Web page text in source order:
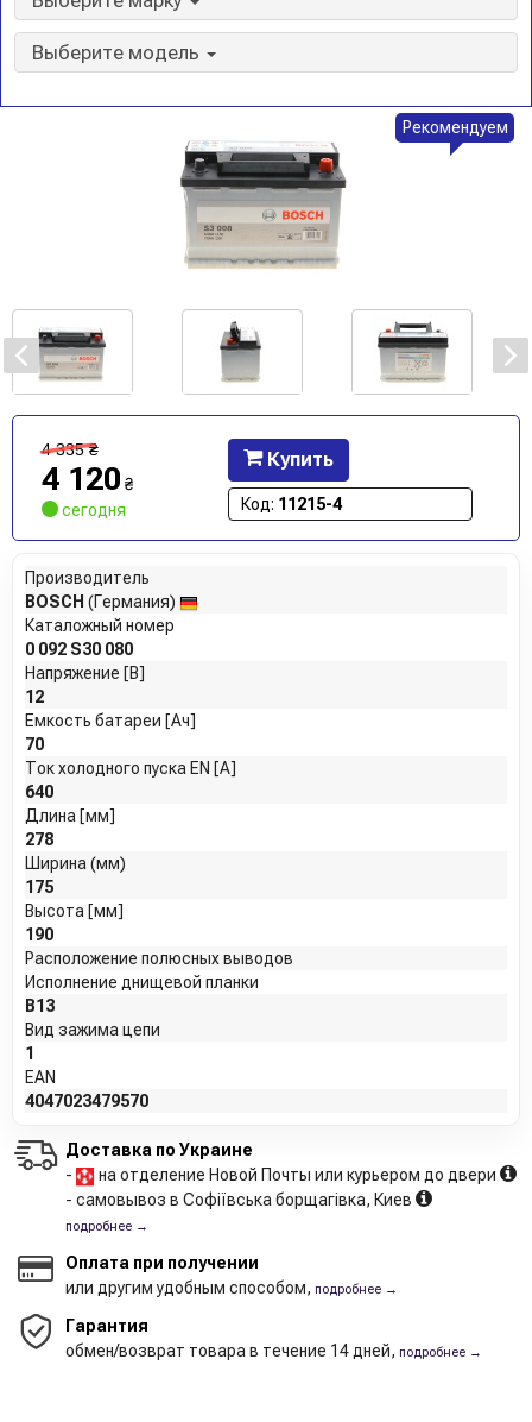
Выберите модель
Рекомендуем
4 335 ₴
4 120 ₴
сегодня
Купить
Код: 11215-4
Производитель
BOSCH (Германия)
Каталожный номер
0 092 S30 080
Напряжение [В]
12
Емкость батареи [Ач]
70
Ток холодного пуска EN [A]
640
Длина [мм]
278
Ширина (мм)
175
Высота [мм]
190
Расположение полюсных выводов
Исполнение днищевой планки
B13
Вид зажима цепи
1
EAN
4047023479570
Доставка по Украине
-
на отделение Новой Почты или курьером до двери
- самовывоз в Софіївська борщагівка, Киев
подробнее →
Оплата при получении
или другим удобным способом, подробнее →
Гарантия
обмен/возврат товара в течение 14 дней, подробнее →